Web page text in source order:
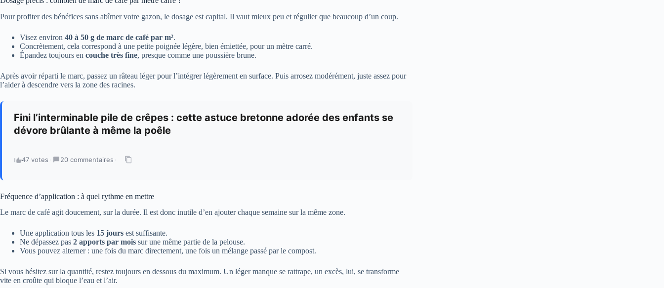
Pour profiter des bénéfices sans abîmer votre gazon, le dosage est capital. Il vaut mieux peu et régulier que beaucoup d’un coup.
Visez environ 40 à 50 g de marc de café par m².
Concrètement, cela correspond à une petite poignée légère, bien émiettée, pour un mètre carré.
Épandez toujours en couche très fine, presque comme une poussière brune.
Après avoir réparti le marc, passez un râteau léger pour l’intégrer légèrement en surface. Puis arrosez modérément, juste assez pour
l’aider à descendre vers la zone des racines.
Fini l’interminable pile de crêpes : cette astuce bretonne adorée des enfants se
dévore brûlante à même la poêle
47 votes · 20 commentaires ·
Fréquence d’application : à quel rythme en mettre
Le marc de café agit doucement, sur la durée. Il est donc inutile d’en ajouter chaque semaine sur la même zone.
Une application tous les 15 jours est suffisante.
Ne dépassez pas 2 apports par mois sur une même partie de la pelouse.
Vous pouvez alterner : une fois du marc directement, une fois un mélange passé par le compost.
Si vous hésitez sur la quantité, restez toujours en dessous du maximum. Un léger manque se rattrape, un excès, lui, se transforme
vite en croûte qui bloque l’eau et l’air.